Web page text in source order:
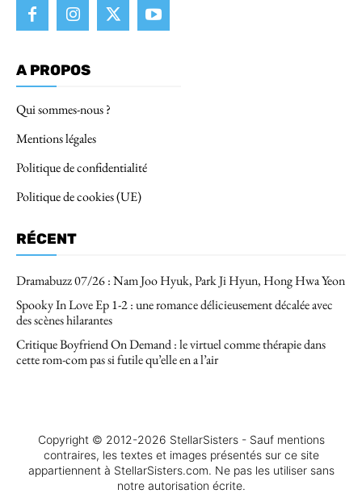
A PROPOS
Qui sommes-nous ?
Mentions légales
Politique de confidentialité
Politique de cookies (UE)
RÉCENT
Dramabuzz 07/26 : Nam Joo Hyuk, Park Ji Hyun, Hong Hwa Yeon
Spooky In Love Ep 1-2 : une romance délicieusement décalée avec
des scènes hilarantes
Critique Boyfriend On Demand : le virtuel comme thérapie dans
cette rom-com pas si futile qu’elle en a l’air
Copyright © 2012-2026 StellarSisters - Sauf mentions
contraires, les textes et images présentés sur ce site
appartiennent à StellarSisters.com. Ne pas les utiliser sans
notre autorisation écrite.